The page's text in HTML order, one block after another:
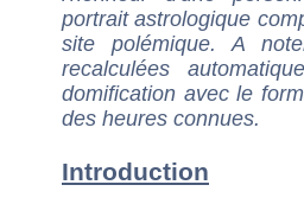
portrait astrologique
site polémique. A
recalculées
domification avec le
des heures connues.
Introduction